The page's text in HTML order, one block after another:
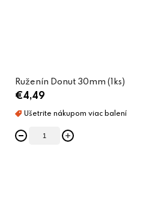
Ruženín Donut 30mm (1ks)
€4,49